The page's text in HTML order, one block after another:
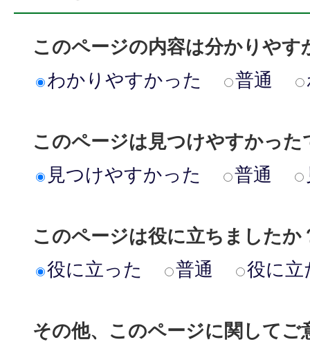
このページの内容は分かりやす
わかりやすかった
普通
このページは見つけやすかった
見つけやすかった
普通
このページは役に立ちましたか
役に立った
普通 役に立
その他、このページに関してご